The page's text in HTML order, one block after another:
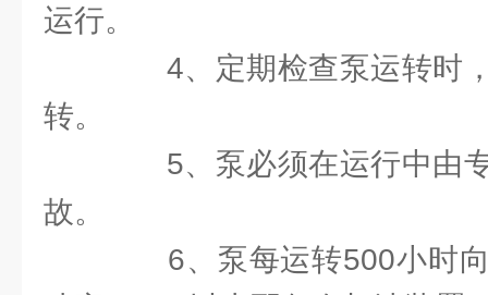
运行。
4、定期检查泵运转时，
转。
5、泵必须在运行中由专
故。
6、泵每运转500小时向